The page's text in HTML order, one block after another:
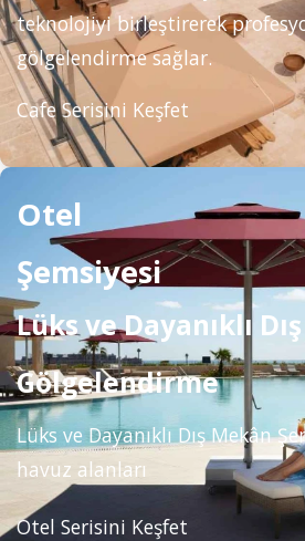
teknolojiyi birleştirerek
gölgelendirme sağlar.
Cafe Serisini Keşfet
Otel
Şemsiyesi
Lüks ve Dayanıklı
Gölgelendirme
Lüks ve Dayanıklı Dış Mekân
havuz alanları
Otel Serisini Keşfet